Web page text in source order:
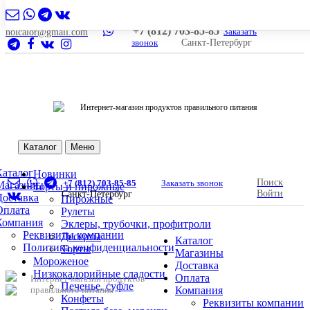
nolcalor@gmail.com +7 (812) 703-85-85 Заказать
звонок
Санкт-Петербург
Интернет-магазин продуктов правильного питания
Каталог Меню
Реквизиты компании
Политика конфиденциальности
Новинки
Торты и пирожные
Пирожные
Рулеты
Эклеры, трубочки, профитроли
Десерты
Торты
Мороженое
Низкокалорийные сладости
Печенье, суфле
Конфеты
+7 (812) 703-85-85
Заказать звонок
Санкт-Петербург
Поиск
Войти
Интернет-магазин продуктов
правильного питания
Каталог
Магазины
Доставка
Оплата
Компания
Реквизиты компании